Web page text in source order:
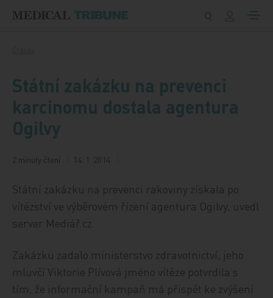
Státní zakázku na prevenci
karcinomu dostala agentura
Ogilvy
2 minuty čtení 14. 1. 2014
Státní zakázku na prevenci rakoviny získala po
vítězství ve výběrovém řízení agentura Ogilvy, uvedl
server Mediář.cz.
Zakázku zadalo ministerstvo zdravotnictví, jeho
mluvčí Viktorie Plívová jméno vítěze potvrdila s
tím, že informační kampaň má přispět ke zvýšení